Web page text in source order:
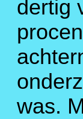
dertig
was.